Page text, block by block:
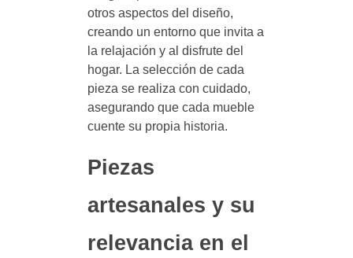
otros aspectos del diseño,
creando un entorno que invita a
la relajación y al disfrute del
hogar. La selección de cada
pieza se realiza con cuidado,
asegurando que cada mueble
cuente su propia historia.
Piezas
artesanales y su
relevancia en el